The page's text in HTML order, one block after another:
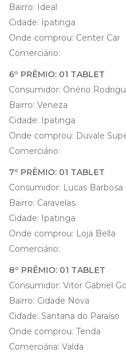
Bairro: Ideal
Cidade: Ipatinga
Onde comprou: Center Car
Comerciário:
6º PRÊMIO: 01 TABLET
Consumidor: Onério
Bairro: Veneza
Cidade: Ipatinga
Onde comprou: Duvale
Comerciário:
7º PRÊMIO: 01 TABLET
Consumidor: Lucas Barbosa
Bairro: Caravelas
Cidade: Ipatinga
Onde comprou: Loja Bella
Comerciário:
8º PRÊMIO: 01 TABLET
Consumidor: Vitor Gabriel
Bairro: Cidade Nova
Cidade: Santana do Paraíso
Onde comprou: Tenda
Comerciária: Valda